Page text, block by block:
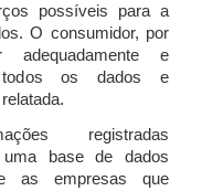
possíveis para a
O consumidor, por
e
todos os dados e
registradas
uma base de dados
as empresas que